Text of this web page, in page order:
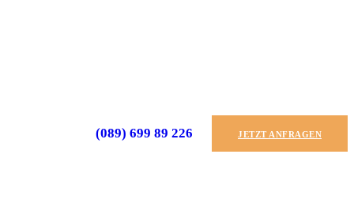
(089) 699 89 226 JETZT ANFRAGEN